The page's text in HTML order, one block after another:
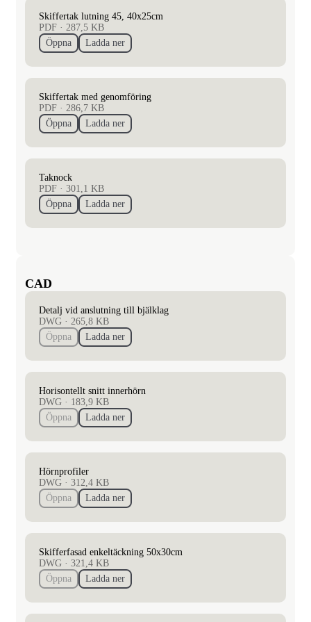
Skiffertak lutning 45, 40x25cm
PDF ·287,5 KB
Öppna
Ladda ner
Skiffertak med genomföring
PDF ·286,7 KB
Öppna
Ladda ner
Taknock
PDF ·301,1 KB
Öppna
Ladda ner
CAD
Detalj vid anslutning till bjälklag
DWG · 265,8 KB
Öppna
Ladda ner
Horisontellt snitt innerhörn
DWG · 183,9 KB
Öppna
Ladda ner
Hörnprofiler
DWG ·312,4 KB
Öppna
Ladda ner
Skifferfasad enkeltäckning 50x30cm
DWG ·321,4 KB
Öppna
Ladda ner